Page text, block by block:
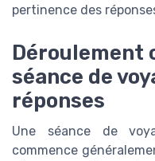
pertinence des
Déroulement
séance de
réponses
Une séance de
commence